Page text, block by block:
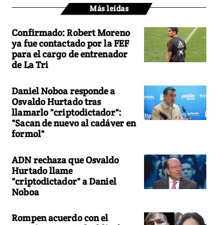
Más leídas
Confirmado: Robert Moreno
ya fue contactado por la FEF
para el cargo de entrenador
de La Tri
Daniel Noboa responde a
Osvaldo Hurtado tras
llamarlo "criptodictador":
"Sacan de nuevo al cadáver en
formol"
ADN rechaza que Osvaldo
Hurtado llame
"criptodictador" a Daniel
Noboa
Rompen acuerdo con el